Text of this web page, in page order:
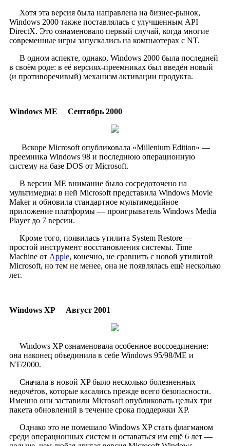
Хотя эта версия была направлена на бизнес-рынок,
Windows 2000 также поставлялась с улучшенным API
DirectX. Это ознаменовало первый случай, когда многие
современные игры запускались на компьютерах с NT.
В одном аспекте, однако, Windows 2000 была последней
в своём роде: в её версиях-преемниках был введён новый
(и противоречивый) механизм активации продукта.
Windows ME Сентябрь 2000
Вскоре Microsoft опубликовала «Millenium Edition» —
преемника Windows 98 и последнюю операционную
систему на базе DOS от Microsoft.
В версии ME внимание было сосредоточено на
мультимедиа: в ней Microsoft представила Windows Movie
Maker и обновила стандартное мультимедийное
приложение платформы — проигрыватель Windows Media
Player до 7 версии.
Кроме того, появилась утилита System Restore —
простой инструмент восстановления системы. Time
Machine от Apple, конечно, не сравнить с новой утилитой
Microsoft, но тем не менее, она не появлялась ещё несколько
лет.
Windows XP Август 2001
Windows XP ознаменовала особенное воссоединение:
она наконец объединила в себе Windows 95/98/ME и
NT/2000.
Сначала в новой XP было несколько болезненных
недочётов, которые касались прежде всего безопасности.
Именно они заставили Microsoft опубликовать целых три
пакета обновлений в течение срока поддержки XP.
Однако это не помешало Windows XP стать флагманом
среди операционных систем и оставаться им ещё 6 лет —